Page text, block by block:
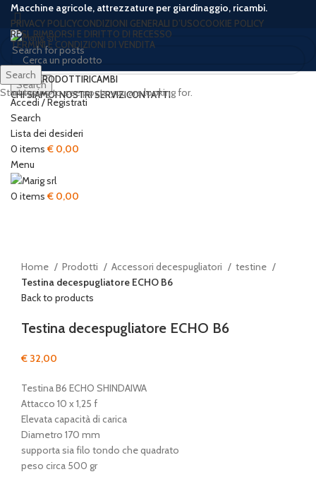
Macchine agricole, attrezzature per giardinaggio, ricambi.
PRIVACY POLICYCONDIZIONI GENERALI D’USOCOOKIE POLICY
RESI, RIMBORSI E DIRITTO DI RECESSO
TERMINI E CONDIZIONI DI VENDITA
Search
Accedi / Registrati
Search
Lista dei desideri
0 items € 0,00
Menu
0 items € 0,00
HOME PRODOTTIRICAMBI
CHI SIAMOI NOSTRI SERVIZICONTATTI
Sold out
Click to enlarge
Home Prodotti Accessori decespugliatori
testine
Testina decespugliatore ECHO B6
Back to products
Testina decespugliatore ECHO B6
€ 32,00
Testina B6 ECHO SHINDAIWA
Attacco 10 x 1,25 f
Elevata capacità di carica
Diametro 170 mm
supporta sia filo tondo che quadrato
peso circa 500 gr
Search
Start typing to see posts you are looking for.